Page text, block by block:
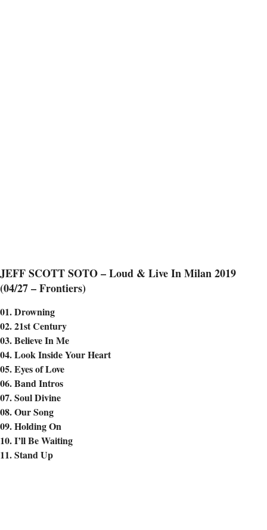
JEFF SCOTT SOTO – Loud & Live In Milan 2019
(04/27 – Frontiers)
01. Drowning
02. 21st Century
03. Believe In Me
04. Look Inside Your Heart
05. Eyes of Love
06. Band Intros
07. Soul Divine
08. Our Song
09. Holding On
10. I’ll Be Waiting
11. Stand Up